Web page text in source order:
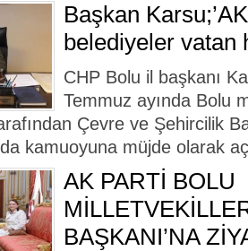
Başkan
belediyeler vatan
CHP Bolu il başkanı
Temmuz ayında Bolu
Çevre ve Şehircilik
kamuoyuna müjde olarak
AK PARTİ BOLU
BAŞKANI’NA